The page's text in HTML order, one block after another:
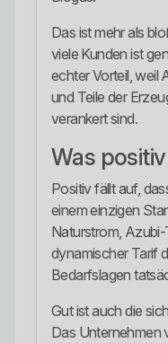
Das ist mehr als
viele Kunden ist
echter Vorteil, weil
und Teile der
verankert sind.
Was
Positiv fällt auf,
einem einzigen
Naturstrom,
dynamischer Tarif
Bedarfslagen
Gut ist auch die
Das Unternehmen